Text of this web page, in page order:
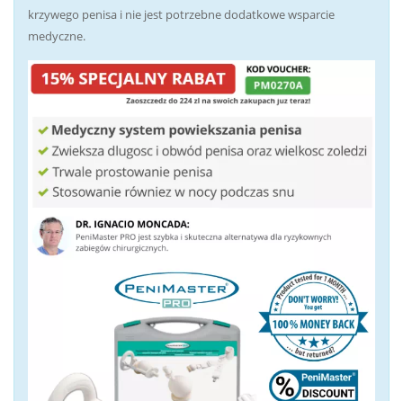
krzywego penisa i nie jest potrzebne dodatkowe wsparcie
medyczne.